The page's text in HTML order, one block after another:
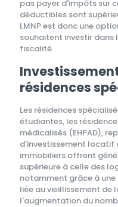
pas payer d'impôts sur
déductibles sont
LMNP est donc une
souhaitent investir
fiscalité.
résidences
Les résidences
étudiantes, les
médicalisés (EHPAD),
d'investissement locatif
immobiliers offrent
supérieure à celle des
notamment grâce à
liée au vieillissement de
l'augmentation du